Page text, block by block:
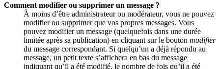
Comment modifier ou supprimer un message ?
À moins d’être administrateur ou modérateur, vous ne pouvez
modifier ou supprimer que vos propres messages. Vous
pouvez modifier un message (quelquefois dans une durée
limitée après sa publication) en cliquant sur le bouton modifier
du message correspondant. Si quelqu’un a déjà répondu au
message, un petit texte s’affichera en bas du message
indiquant qu’il a été modifié, le nombre de fois qu’il a été